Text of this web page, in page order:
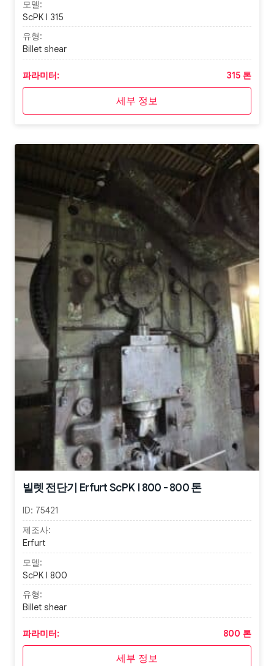
모델:
ScPK I 315
유형:
Billet shear
파라미터: 315 톤
세부 정보
빌렛 전단기 Erfurt ScPK I 800 - 800 톤
ID: 75421
제조사:
Erfurt
모델:
ScPK I 800
유형:
Billet shear
파라미터: 800 톤
세부 정보